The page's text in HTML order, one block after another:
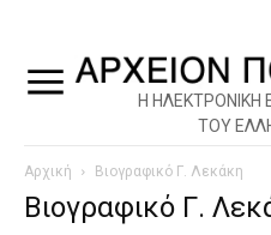
Η ΗΛΕΚΤΡΟΝΙΚΗ
ΤΟΥ
Αρχική Βιογραφικό Γ. Λεκάκη
Βιογραφικό Γ.